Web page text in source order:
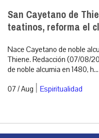
San Cayetano de
teatinos, reforma el
Nace Cayetano de noble
Thiene. Redacción (07/08/
de noble alcurnia en 1480, h...
07 / Aug | Espiritualidad